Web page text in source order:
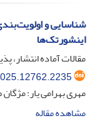
شناسایی و
اینشورتک‌ها
مقالات آماده انتشار،
مهری بهرامی یار؛
مشاهده مقاله